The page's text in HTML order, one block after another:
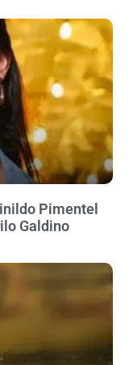
Pimentel
Galdino